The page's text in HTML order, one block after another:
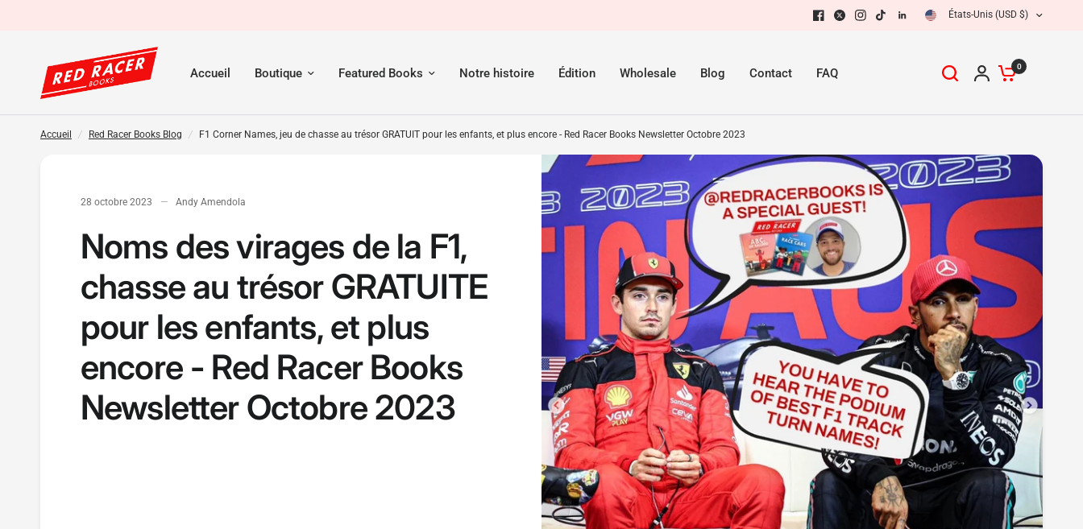
États-Unis (USD $)
Accueil Boutique Featured Books Notre histoire Édition Wholesale Blog Contact FAQ 0
Accueil / Red Racer Books Blog / F1 Corner Names, jeu de chasse au trésor GRATUIT pour les enfants, et plus encore - Red Racer Books Newsletter Octobre 2023
28 octobre 2023 Andy Amendola
Noms des virages de la F1,
chasse au trésor GRATUITE
pour les enfants, et plus
encore - Red Racer Books
Newsletter Octobre 2023